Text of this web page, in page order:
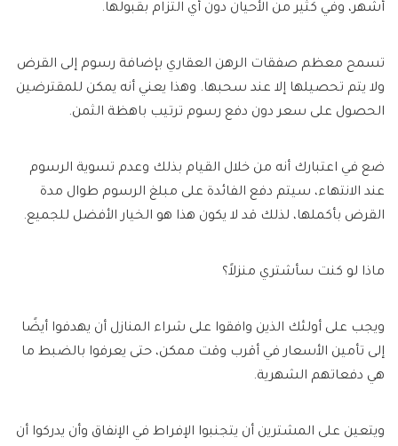
أشهر، وفي كثير من الأحيان دون أي التزام بقبولها.
تسمح معظم صفقات الرهن العقاري بإضافة رسوم إلى القرض
ولا يتم تحصيلها إلا عند سحبها. وهذا يعني أنه يمكن للمقترضين
الحصول على سعر دون دفع رسوم ترتيب باهظة الثمن.
ضع في اعتبارك أنه من خلال القيام بذلك وعدم تسوية الرسوم
عند الانتهاء، سيتم دفع الفائدة على مبلغ الرسوم طوال مدة
القرض بأكملها، لذلك قد لا يكون هذا هو الخيار الأفضل للجميع.
ماذا لو كنت سأشتري منزلاً؟
ويجب على أولئك الذين وافقوا على شراء المنازل أن يهدفوا أيضًا
إلى تأمين الأسعار في أقرب وقت ممكن، حتى يعرفوا بالضبط ما
هي دفعاتهم الشهرية.
ويتعين على المشترين أن يتجنبوا الإفراط في الإنفاق وأن يدركوا أن